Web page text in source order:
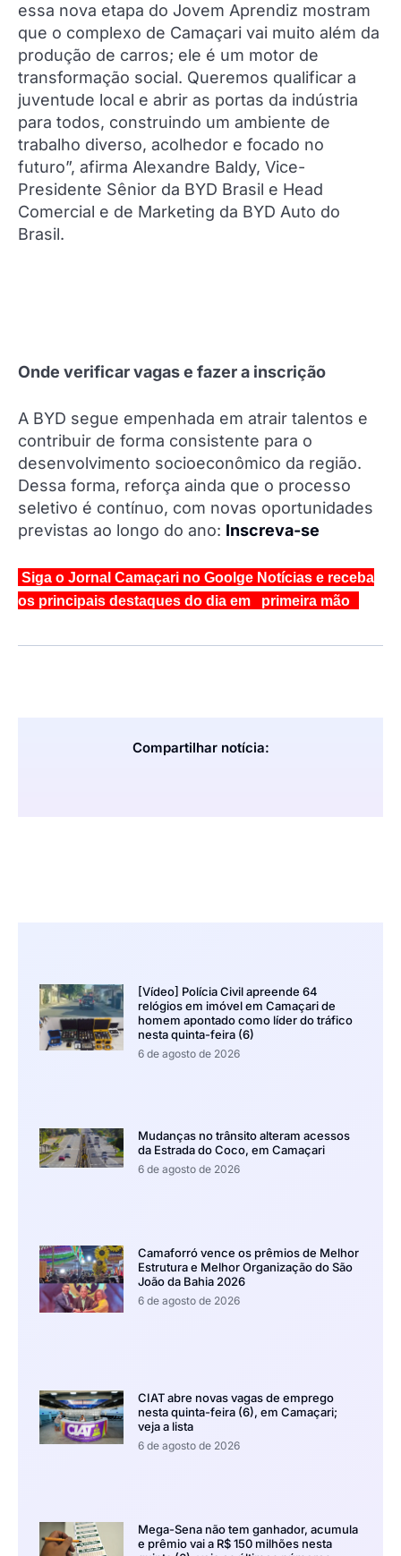
essa nova etapa do Jovem Aprendiz mostram
que o complexo de Camaçari vai muito além da
produção de carros; ele é um motor de
transformação social. Queremos qualificar a
juventude local e abrir as portas da indústria
para todos, construindo um ambiente de
trabalho diverso, acolhedor e focado no
futuro”, afirma Alexandre Baldy, Vice-
Presidente Sênior da BYD Brasil e Head
Comercial e de Marketing da BYD Auto do
Brasil.
Onde verificar vagas e fazer a inscrição
A BYD segue empenhada em atrair talentos e
contribuir de forma consistente para o
desenvolvimento socioeconômico da região.
Dessa forma, reforça ainda que o processo
seletivo é contínuo, com novas oportunidades
previstas ao longo do ano: Inscreva-se
Siga o Jornal Camaçari no Goolge Notícias e receba
os principais destaques do dia em primeira mão
Compartilhar notícia:
[Vídeo] Polícia Civil apreende 64
relógios em imóvel em Camaçari de
homem apontado como líder do tráfico
nesta quinta-feira (6)
6 de agosto de 2026
Mudanças no trânsito alteram acessos
da Estrada do Coco, em Camaçari
6 de agosto de 2026
Camaforró vence os prêmios de Melhor
Estrutura e Melhor Organização do São
João da Bahia 2026
6 de agosto de 2026
CIAT abre novas vagas de emprego
nesta quinta-feira (6), em Camaçari;
veja a lista
6 de agosto de 2026
Mega-Sena não tem ganhador, acumula
e prêmio vai a R$ 150 milhões nesta